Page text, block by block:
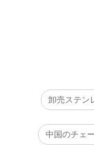
卸売ステン
中国のチェ